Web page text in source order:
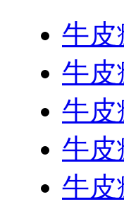
牛皮
牛皮
牛皮
牛皮
牛皮